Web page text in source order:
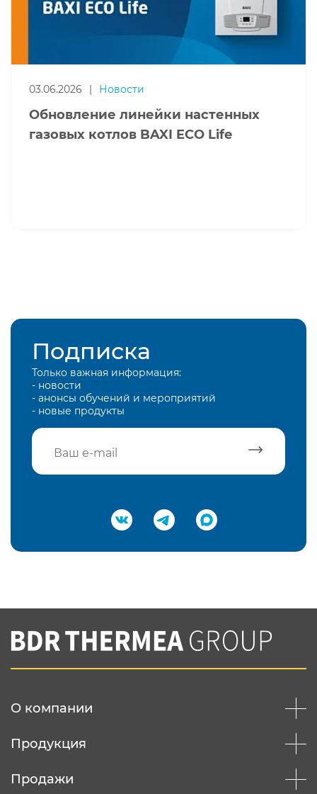
03.06.2026 Новости
Обновление линейки настенных
газовых котлов BAXI ECO Life
Подписка
Только важная информация:
- новости
- анонсы обучений и мероприятий
- новые продукты
Подтвердить e-mail
Вы соглашаетесь с нашей политикой
конфеденциальности
О компании
Продукция
Продажи